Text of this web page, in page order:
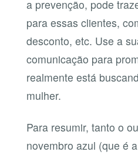
a prevenção, pode
para essas clientes,
desconto, etc. Use a
comunicação para
realmente está
mulher.
Para resumir, tanto o
novembro azul (que é